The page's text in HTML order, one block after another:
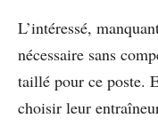
L’intéressé,
nécessaire sans
taillé pour ce poste.
choisir leur